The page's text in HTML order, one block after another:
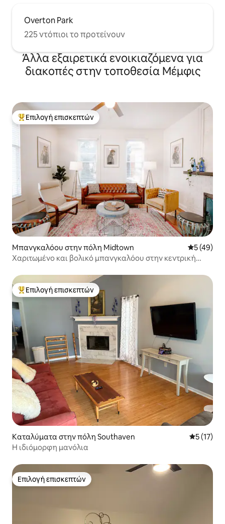
Overton Park
225 ντόπιοι το προτείνουν
Άλλα εξαιρετικά ενοικιαζόμενα για
διακοπές στην τοποθεσία Μέμφις
Κορυφαία επιλογή επισκεπτών
Επιλογή επισκεπτών
Μπανγκαλόου στην πόλη Midtown Μέση
5 (49)
Χαριτωμένο και βολικό μπανγκαλόου στην κεντρική
Κορυφαία επιλογή επισκεπτών
Επιλογή επισκεπτών
Καταλύματα στην πόλη Southaven Μέση
5 (17)
Η ιδιόμορφη μανόλια
Επιλογή επισκεπτών
Επιλογή επισκεπτών